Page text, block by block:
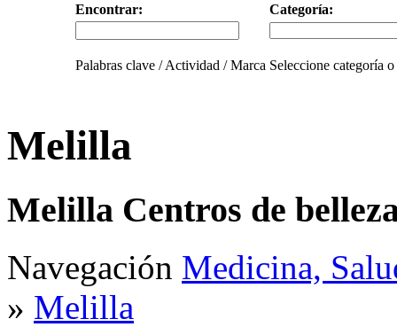
Encontrar: Categoría:
Palabras clave / Actividad / Marca Seleccione categoría
Melilla
Melilla Centros de
Navegación Medicina,
» Melilla